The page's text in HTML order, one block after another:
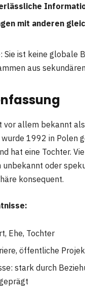
mit anderen
: Sie ist keine globale
aus
vor allem bekannt als
wurde 1992 in Polen
hat eine Tochter.
oder
konsequent.
Ehe, Tochter
öffentliche
stark durch